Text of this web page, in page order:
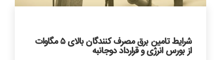
شرایط تامین برق مصرف کنندگان بالای ۵ مگاوات
از بورس انرژی و قرارداد دوجانبه